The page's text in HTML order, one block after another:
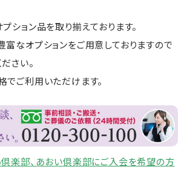
ション品を取り揃えております。
なオプションをご用意しておりますので
さい。
ご利用いただけます。
楽部、あおい倶楽部にご入会を希望の方